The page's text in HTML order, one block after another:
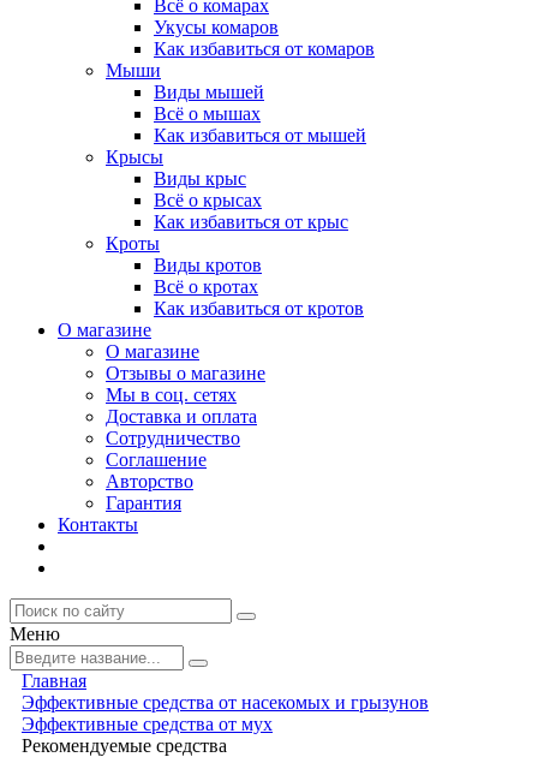
Всё о комарах
Укусы комаров
Как избавиться от комаров
Мыши
Виды мышей
Всё о мышах
Как избавиться от мышей
Крысы
Виды крыс
Всё о крысах
Как избавиться от крыс
Кроты
Виды кротов
Всё о кротах
Как избавиться от кротов
О магазине
О магазине
Отзывы о магазине
Мы в соц. сетях
Доставка и оплата
Сотрудничество
Соглашение
Авторство
Гарантия
Контакты
Меню
Главная
Эффективные средства от насекомых и грызунов
Эффективные средства от мух
Рекомендуемые средства